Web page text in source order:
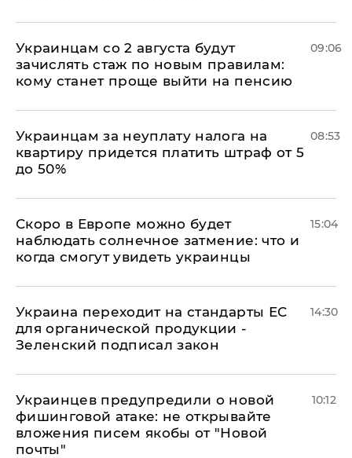
Украинцам со 2 августа будут
зачислять стаж по новым правилам:
кому станет проще выйти на пенсию
09:06
Украинцам за неуплату налога на
квартиру придется платить штраф от 5
до 50%
08:53
Скоро в Европе можно будет
наблюдать солнечное затмение: что и
когда смогут увидеть украинцы
15:04
Украина переходит на стандарты ЕС
для органической продукции -
Зеленский подписал закон
14:30
Украинцев предупредили о новой
фишинговой атаке: не открывайте
вложения писем якобы от "Новой
почты"
10:12